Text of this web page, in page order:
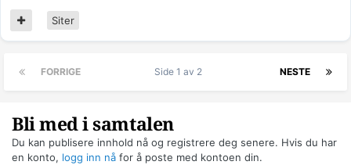
Siter
FORRIGE NESTE
Side 1 av 2
Bli med i samtalen
Du kan publisere innhold nå og registrere deg senere. Hvis du har
en konto, logg inn nå for å poste med kontoen din.